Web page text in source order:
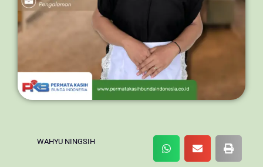
WAHYU NINGSIH